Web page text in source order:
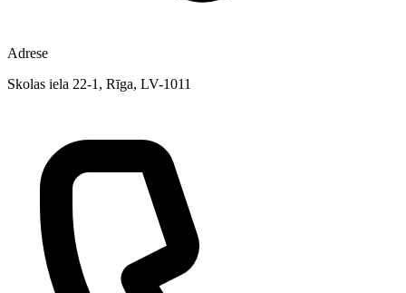
Adrese
Skolas iela 22-1, Rīga, LV-1011